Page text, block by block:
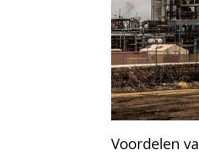
Voordelen